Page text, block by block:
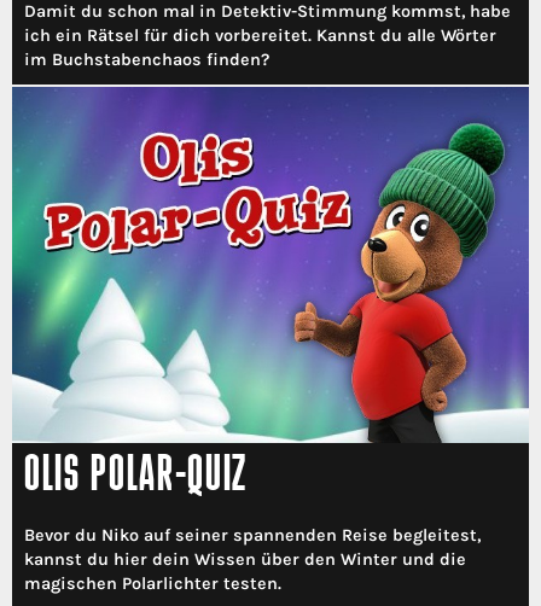
Damit du schon mal in Detektiv-Stimmung kommst, habe
ich ein Rätsel für dich vorbereitet. Kannst du alle Wörter
im Buchstabenchaos finden?
OLIS POLAR-QUIZ
Bevor du Niko auf seiner spannenden Reise begleitest,
kannst du hier dein Wissen über den Winter und die
magischen Polarlichter testen.